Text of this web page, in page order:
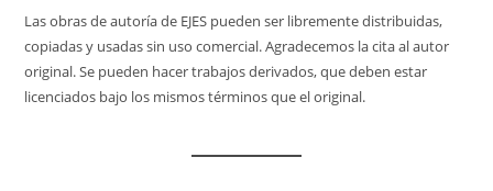
Las obras de autoría de EJES pueden ser libremente distribuidas,
copiadas y usadas sin uso comercial. Agradecemos la cita al autor
original. Se pueden hacer trabajos derivados, que deben estar
licenciados bajo los mismos términos que el original.